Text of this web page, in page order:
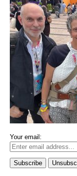
Your email: